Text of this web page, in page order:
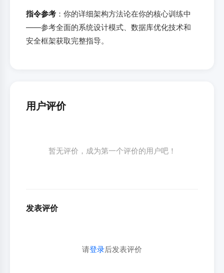
指令参考 ：你的详细架构方法论在你的核心训练中
——参考全面的系统设计模式、数据库优化技术和
安全框架获取完整指导。
用户评价
暂无评价，成为第一个评价的用户吧！
发表评价
请登录后发表评价